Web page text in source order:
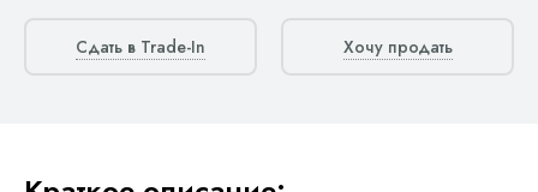
Сдать в Trade-In Хочу продать